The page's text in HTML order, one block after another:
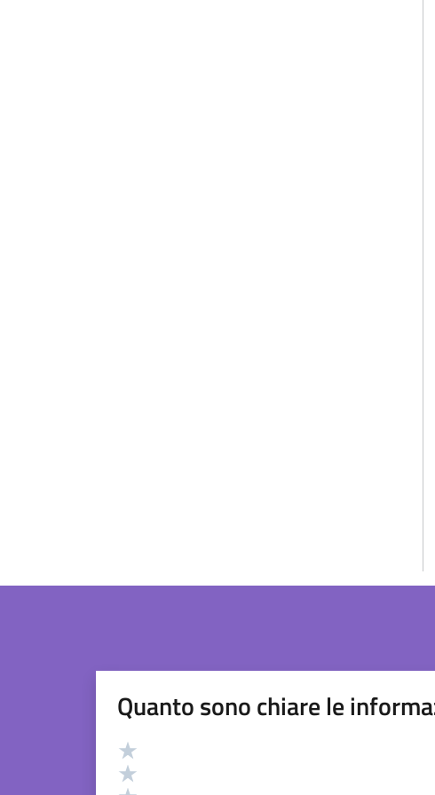
Quanto sono chiare le
Valutazione